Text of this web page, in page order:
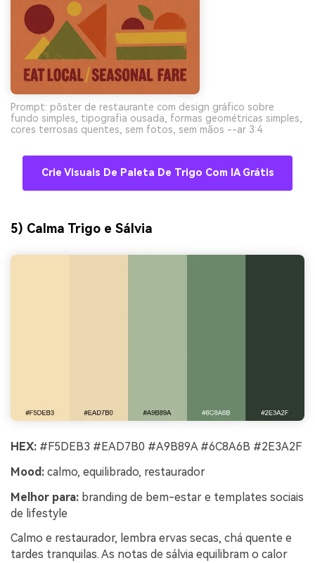
Prompt: pôster de restaurante com design gráfico sobre
fundo simples, tipografia ousada, formas geométricas simples,
cores terrosas quentes, sem fotos, sem mãos --ar 3:4
Crie Visuais De Paleta De Trigo Com IA Grátis
5) Calma Trigo e Sálvia
HEX: #F5DEB3 #EAD7B0 #A9B89A #6C8A6B #2E3A2F
Mood: calmo, equilibrado, restaurador
Melhor para: branding de bem-estar e templates sociais
de lifestyle
Calmo e restaurador, lembra ervas secas, chá quente e
tardes tranquilas. As notas de sálvia equilibram o calor